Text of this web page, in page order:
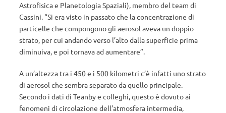
Astrofisica e Planetologia Spaziali), membro del team di
Cassini. “Si era visto in passato che la concentrazione di
particelle che compongono gli aerosol aveva un doppio
strato, per cui andando verso l’alto dalla superficie prima
diminuiva, e poi tornava ad aumentare”.
A un’altezza tra i 450 e i 500 kilometri c’è infatti uno strato
di aerosol che sembra separato da quello principale.
Secondo i dati di Teanby e colleghi, questo è dovuto ai
fenomeni di circolazione dell’atmosfera intermedia,